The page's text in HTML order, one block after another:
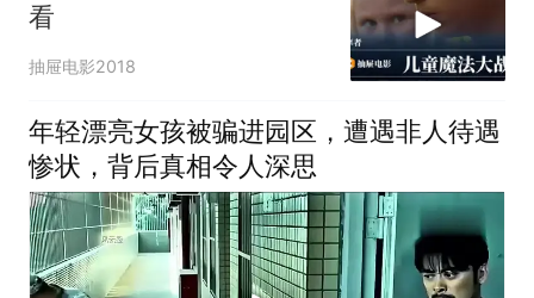
看
抽屉电影2018
年轻漂亮女孩被骗进园区，遭遇非人待遇
惨状，背后真相令人深思